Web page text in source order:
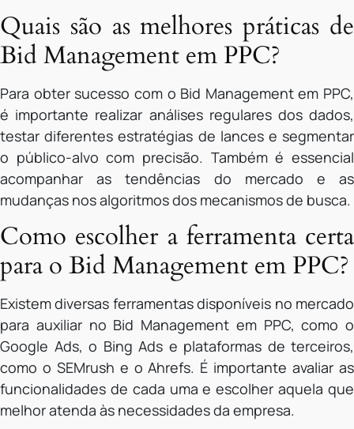
Quais são as melhores práticas de
Bid Management em PPC?
Para obter sucesso com o Bid Management em PPC,
é importante realizar análises regulares dos dados,
testar diferentes estratégias de lances e segmentar
o público-alvo com precisão. Também é essencial
acompanhar as tendências do mercado e as
mudanças nos algoritmos dos mecanismos de busca.
Como escolher a ferramenta certa
para o Bid Management em PPC?
Existem diversas ferramentas disponíveis no mercado
para auxiliar no Bid Management em PPC, como o
Google Ads, o Bing Ads e plataformas de terceiros,
como o SEMrush e o Ahrefs. É importante avaliar as
funcionalidades de cada uma e escolher aquela que
melhor atenda às necessidades da empresa.